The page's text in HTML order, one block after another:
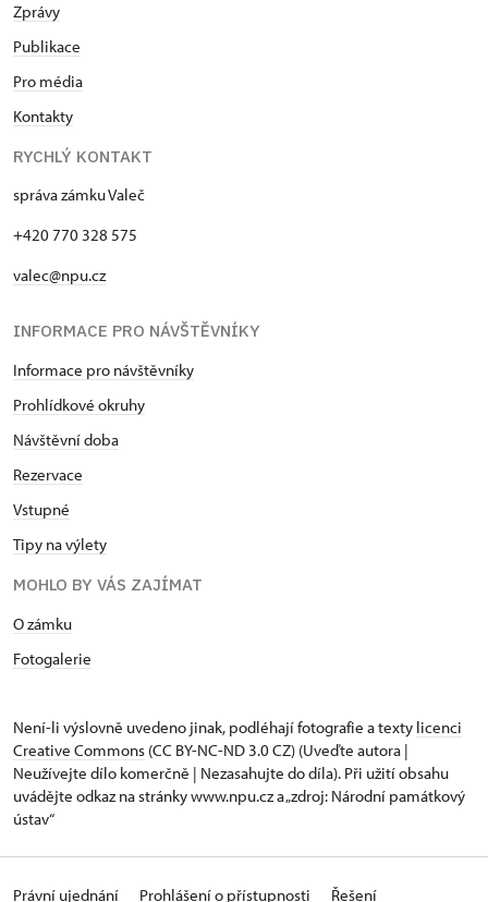
Zprávy
Publikace
Pro média
Kontakty
RYCHLÝ KONTAKT
správa zámku Valeč
+420 770 328 575
valec@npu.cz
INFORMACE PRO NÁVŠTĚVNÍKY
Informace pro návštěvníky
Prohlídkové okruhy
Návštěvní doba
Rezervace
Vstupné
Tipy na výlety
MOHLO BY VÁS ZAJÍMAT
O zámku
Fotogalerie
Není-li výslovně uvedeno jinak, podléhají fotografie a texty licenci
Creative Commons (CC BY-NC-ND 3.0 CZ) (Uveďte autora |
Neužívejte dílo komerčně | Nezasahujte do díla). Při užití obsahu
uvádějte odkaz na stránky www.npu.cz a „zdroj: Národní památkový
ústav“
Právní ujednání Prohlášení o přístupnosti Řešení